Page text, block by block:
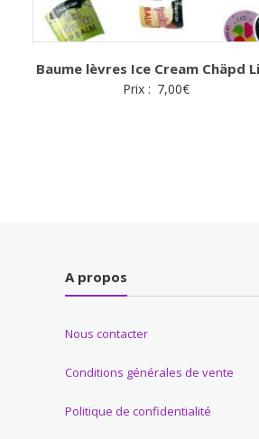
Baume lèvres Ice Cream Chäpd
Prix : 7,00€
A propos
Nous contacter
Conditions générales de vente
Politique de confidentialité